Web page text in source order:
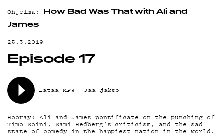
MAINOSTA
YHTEYSTIEDOT
G LIVELAB
YSTÄVÄKLUBI
TIETOSUOJA
KIRJAUDU SISÄÄN
Ohjelma:
How Bad Was That with Ali and
James
25.3.2019
Episode 17
Lataa MP3 Jaa jakso
Hooray! Ali and James pontificate on the punching of
Timo Soini, Sami Hedberg’s criticism, and the sad
state of comedy in the happiest nation in the world.